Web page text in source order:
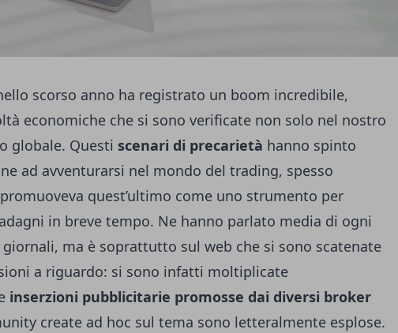
scorso anno ha registrato un boom incredibile,
economiche che si sono verificate non solo nel nostro
globale. Questi scenari di precarietà hanno spinto
ad avventurarsi nel mondo del trading, spesso
quest’ultimo come uno strumento per
in breve tempo. Ne hanno parlato media di ogni
ma è soprattutto sul web che si sono scatenate
a riguardo: si sono infatti moltiplicate
inserzioni pubblicitarie promosse dai diversi broker
create ad hoc sul tema sono letteralmente esplose.